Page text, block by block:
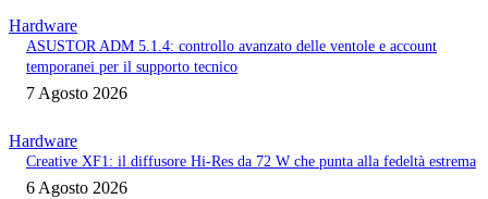
Hardware
ASUSTOR ADM 5.1.4: controllo avanzato delle ventole e account
temporanei per il supporto tecnico
7 Agosto 2026
Hardware
Creative XF1: il diffusore Hi-Res da 72 W che punta alla fedeltà estrema
6 Agosto 2026